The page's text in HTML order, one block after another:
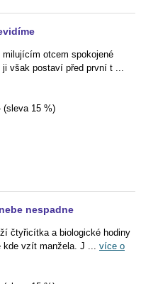
milujícím otcem spokojené
však postaví před první t ...
(sleva 15 %)
nespadne
čtyřicítka a biologické hodiny
kde vzít manžela. J ... více o